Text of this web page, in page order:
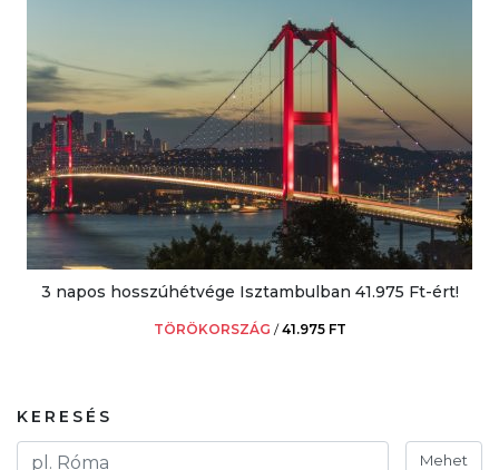
3 napos hosszúhétvége Isztambulban 41.975 Ft-ért!
TÖRÖKORSZÁG /41.975 FT
KERESÉS
Mehet